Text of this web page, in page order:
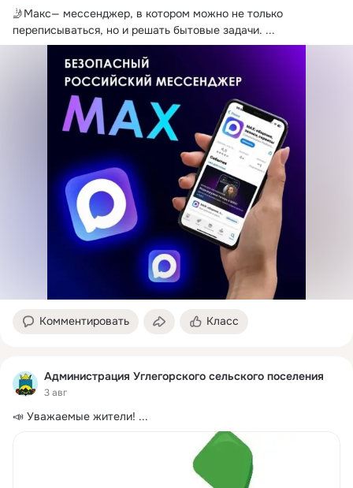
🤳Maкс— мессенджер, в котором можно не только
переписываться, но и решать бытовые задачи. ...
Комментировать Класс
Администрация Углегорского сельского поселения
3 авг
📣 Уважаемые жители! ...